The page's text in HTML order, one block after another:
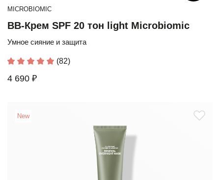
MICROBIOMIC
BB-Крем SPF 20 тон light Microbiomic
Умное сияние и защита
(82)
4 690 ₽
New